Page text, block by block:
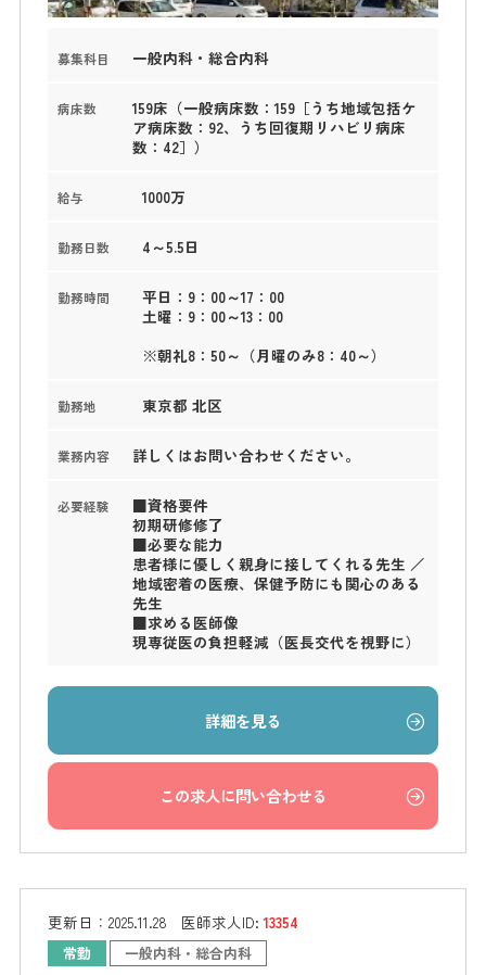
募集科目 一般内科・総合内科
病床数
159床（一般病床数：159［うち地域包括ケ
ア病床数：92、うち回復期リハビリ病床
数：42］）
給与 1000万
勤務日数 4～5.5日
勤務時間
平日：9：00～17：00
土曜：9：00～13：00
※朝礼8：50～（月曜のみ8：40～）
勤務地 東京都 北区
業務内容 詳しくはお問い合わせください。
必要経験
■資格要件
初期研修修了
■必要な能力
患者様に優しく親身に接してくれる先生 ／
地域密着の医療、保健予防にも関心のある
先生
■求める医師像
現専従医の負担軽減（医長交代を視野に）
詳細を見る
この求人に問い合わせる
更新日： 2025.11.28 医師求人ID:13354
常勤 一般内科・総合内科